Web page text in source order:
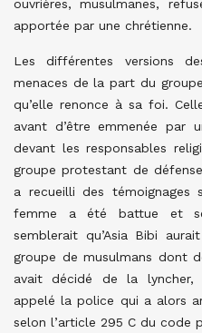
ouvrières, musulmanes,
apportée par une chrétienne.
Les différentes versions
menaces de la part du
qu’elle renonce à sa foi.
avant d’être emmenée par
devant les responsables
groupe protestant de
a recueilli des témoignages
femme a été battue et
semblerait qu’Asia Bibi
groupe de musulmans dont
avait décidé de la
appelé la police qui a alors
selon l’article 295 C du code